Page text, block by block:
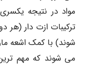
مواد در نتیجه
ترکیبات ازت دار
شوند) با کمک اشعه